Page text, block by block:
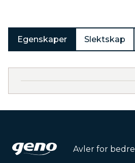
Egenskaper Slektskap
Avler for bedre